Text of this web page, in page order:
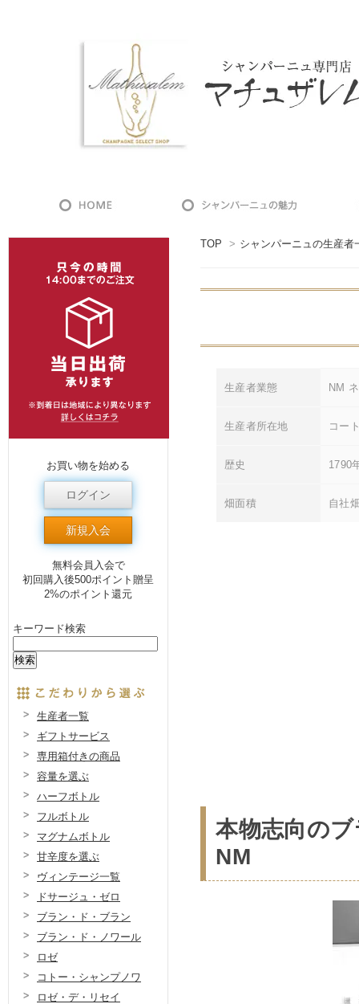
TOP > シャンパーニュの生産者
生産者業態 NM
生産者所在地 コー
歴史 1790
畑面積 自社
本物志向の
NM
お買い物を始める
ログイン
新規入会
無料会員入会で
初回購入後500ポイント贈呈
2%のポイント還元
キーワード検索
生産者一覧
ギフトサービス
専用箱付きの商品
容量を選ぶ
ハーフボトル
フルボトル
マグナムボトル
甘辛度を選ぶ
ヴィンテージ一覧
ドサージュ・ゼロ
ブラン・ド・ブラン
ブラン・ド・ノワール
ロゼ
コトー・シャンプノワ
ロゼ・デ・リセイ